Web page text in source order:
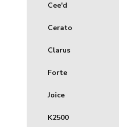
Cee'd
Cerato
Clarus
Forte
Joice
K2500